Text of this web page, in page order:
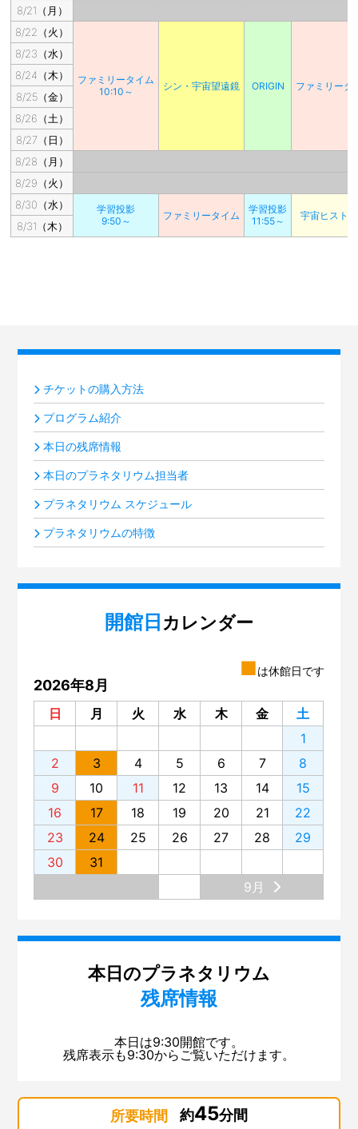
8/21（月）
8/22（火）
ファミリータイム
10:10～
シン・宇宙望遠鏡 ORIGIN ファミリータ
8/23（水）
8/24（木）
8/25（金）
8/26（土）
8/27（日）
8/28（月）
8/29（火）
8/30（水）
学習投影
9:50～
ファミリータイム
学習投影
11:55～
宇宙ヒスト
8/31（木）
チケットの購入方法
プログラム紹介
本日の残席情報
本日のプラネタリウム担当者
プラネタリウム スケジュール
プラネタリウムの特徴
開館日 カレンダー
■は休館日です
2026年8月
日 月 火 水 木 金
土
1
2
3 4 5 6 7
8
9
10 11 12 13 14
15
16
17 18 19 20 21
22
23
24 25 26 27 28
29
30
31
9月
本日のプラネタリウム
残席情報
本日は9:30開館です。
残席表示も9:30からご覧いただけます。
所要時間 約45分間